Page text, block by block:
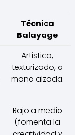
Técnica
Balayage
Artístico,
texturizado, a
mano alzada.
Bajo a medio
(fomenta la